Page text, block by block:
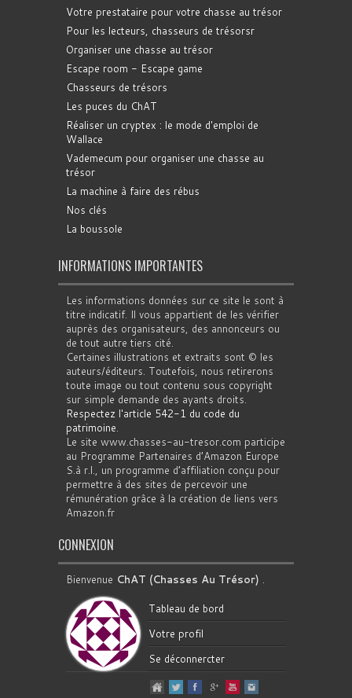
Votre prestataire pour votre chasse au trésor
Pour les lecteurs, chasseurs de trésorsr
Organiser une chasse au trésor
Escape room - Escape game
Chasseurs de trésors
Les puces du ChAT
Réaliser un cryptex : le mode d'emploi de
Wallace
Vademecum pour organiser une chasse au
trésor
La machine à faire des rébus
Nos clés
La boussole
INFORMATIONS IMPORTANTES
Les informations données sur ce site le sont à
titre indicatif. Il vous appartient de les vérifier
auprès des organisateurs, des annonceurs ou
de tout autre tiers cité.
Certaines illustrations et extraits sont © les
auteurs/éditeurs. Toutefois, nous retirerons
toute image ou tout contenu sous copyright
sur simple demande des ayants droits.
Respectez l'article 542-1 du code du
patrimoine.
Le site www.chasses-au-tresor.com participe
au Programme Partenaires d’Amazon Europe
S.à r.l., un programme d’affiliation conçu pour
permettre à des sites de percevoir une
rémunération grâce à la création de liens vers
Amazon.fr
CONNEXION
Bienvenue ChAT (Chasses Au Trésor) .
Tableau de bord
Votre profil
Se déconnercter